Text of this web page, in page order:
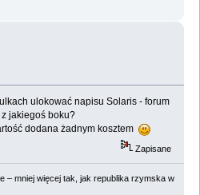
ulokować napisu Solaris - forum
jakiegoś boku?
dodana żadnym kosztem
Zapisane
– mniej więcej tak, jak republika rzymska w